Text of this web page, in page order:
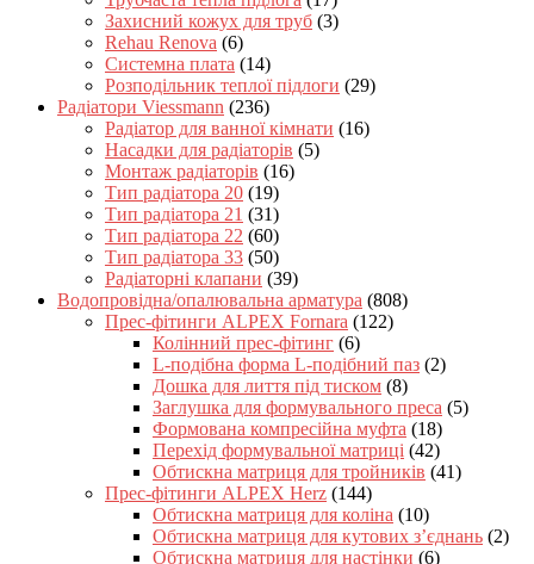
Захисний кожух для труб (3)
Rehau Renova (6)
Системна плата (14)
Розподільник теплої підлоги (29)
Радіатори Viessmann (236)
Радіатор для ванної кімнати (16)
Насадки для радіаторів (5)
Монтаж радіаторів (16)
Тип радіатора 20 (19)
Тип радіатора 21 (31)
Тип радіатора 22 (60)
Тип радіатора 33 (50)
Радіаторні клапани (39)
Водопровідна/опалювальна арматура (808)
Прес-фітинги ALPEX Fornara (122)
Колінний прес-фітинг (6)
L-подібна форма L-подібний паз (2)
Дошка для лиття під тиском (8)
Заглушка для формувального преса (5)
Формована компресійна муфта (18)
Перехід формувальної матриці (42)
Обтискна матриця для тройників (41)
Прес-фітинги ALPEX Herz (144)
Обтискна матриця для коліна (10)
Обтискна матриця для кутових з’єднань (2)
Обтискна матриця для настінки (6)